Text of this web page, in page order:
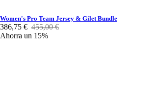
Women's Pro Team Jersey & Gilet Bundle
386,75 € 455,00 €
Ahorra un 15%